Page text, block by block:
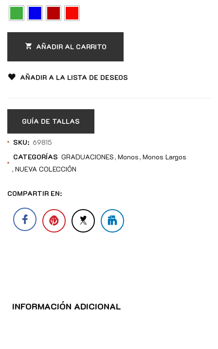
AÑADIR AL CARRITO
AÑADIR A LA LISTA DE DESEOS
GUÍA DE TALLAS
SKU: 69815
CATEGORÍAS GRADUACIONES Monos Monos Largos
NUEVA COLECCIÓN
COMPARTIR EN:
INFORMACIÓN ADICIONAL